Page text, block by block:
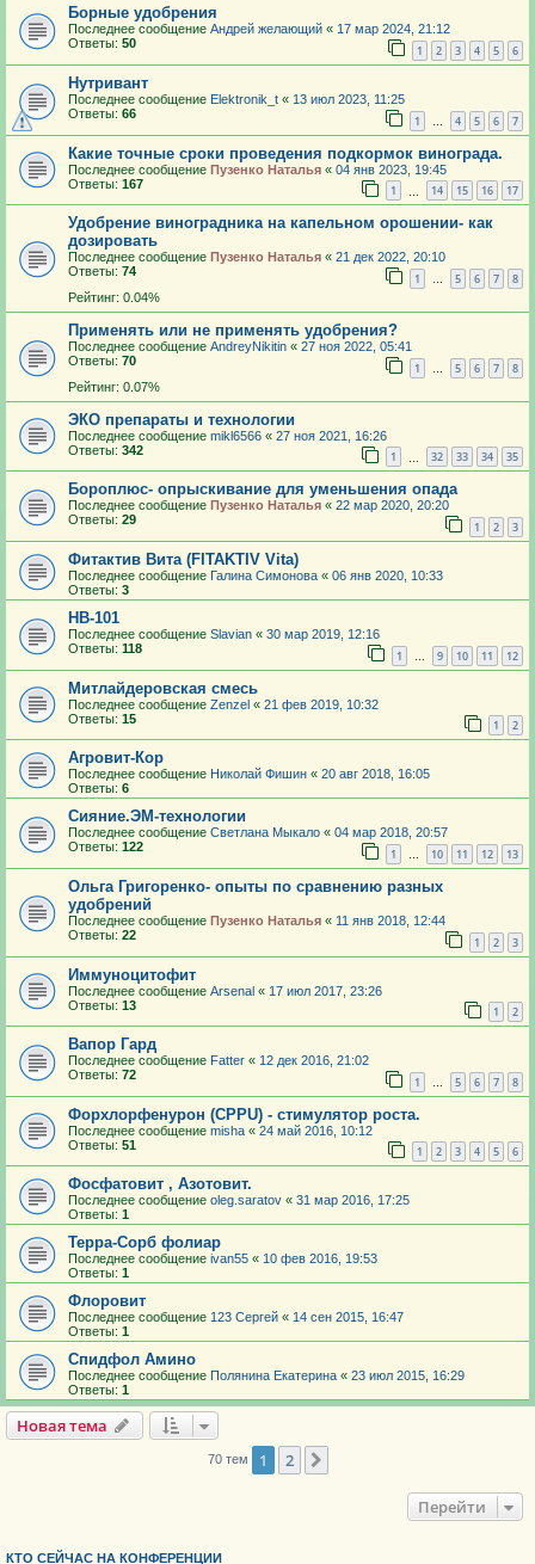
Борные удобрения
Последнее сообщение Андрей желающий « 17 мар 2024, 21:12
Ответы: 50 1 2 3 4 5 6
Нутривант
Последнее сообщение Elektronik_t « 13 июл 2023, 11:25
Ответы: 66 1 … 4 5 6 7
Какие точные сроки проведения подкормок винограда.
Последнее сообщение Пузенко Наталья « 04 янв 2023, 19:45
Ответы: 167 1 14 15 16 17
Удобрение виноградника на капельном орошении- как
дозировать
Последнее сообщение Пузенко Наталья « 21 дек 2022, 20:10
Ответы: 74 1 … 5 6 7 8
Рейтинг: 0.04%
Применять или не применять удобрения?
Последнее сообщение AndreyNikitin « 27 ноя 2022, 05:41
Ответы: 70 1 … 5 6 7 8
Рейтинг: 0.07%
ЭКО препараты и технологии
Последнее сообщение mikl6566 « 27 ноя 2021, 16:26
Ответы: 342 1 32 33 34 35
Бороплюс- опрыскивание для уменьшения опада
Последнее сообщение Пузенко Наталья « 22 мар 2020, 20:20
Ответы: 29 1 2 3
Фитактив Вита (FITAKTIV Vita)
Последнее сообщение Галина Симонова « 06 янв 2020, 10:33
Ответы: 3
HB-101
Последнее сообщение Slavian « 30 мар 2019, 12:16
Ответы: 118 1 … 9 10 11 12
Митлайдеровская смесь
Последнее сообщение Zenzel « 21 фев 2019, 10:32
Ответы: 15 1 2
Агровит-Кор
Последнее сообщение Николай Фишин « 20 авг 2018, 16:05
Ответы: 6
Сияние.ЭМ-технологии
Последнее сообщение Светлана Мыкало « 04 мар 2018, 20:57
Ответы: 122 1 … 10 11 12 13
Ольга Григоренко- опыты по сравнению разных
удобрений
Последнее сообщение Пузенко Наталья « 11 янв 2018, 12:44
Ответы: 22 1 2 3
Иммуноцитофит
Последнее сообщение Arsenal « 17 июл 2017, 23:26
Ответы: 13 1 2
Вапор Гард
Последнее сообщение Fatter « 12 дек 2016, 21:02
Ответы: 72 1 … 5 6 7 8
Форхлорфенурон (CPPU) - стимулятор роста.
Последнее сообщение misha « 24 май 2016, 10:12
Ответы: 51 1 2 3 4 5 6
Фосфатовит , Азотовит.
Последнее сообщение oleg.saratov « 31 мар 2016, 17:25
Ответы: 1
Терра-Сорб фолиар
Последнее сообщение ivan55 « 10 фев 2016, 19:53
Ответы: 1
Флоровит
Последнее сообщение 123 Сергей « 14 сен 2015, 16:47
Ответы: 1
Спидфол Амино
Последнее сообщение Полянина Екатерина « 23 июл 2015, 16:29
Ответы: 1
Новая тема
70 тем 1 2
Перейти
КТО СЕЙЧАС НА КОНФЕРЕНЦИИ